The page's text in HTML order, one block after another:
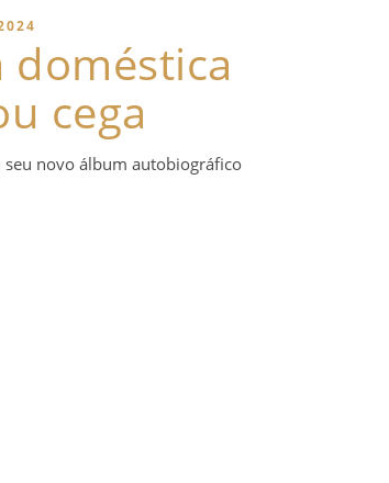
doméstica
cega
novo álbum autobiográfico